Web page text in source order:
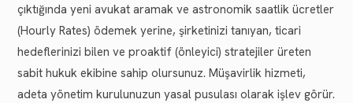
çıktığında yeni avukat aramak ve astronomik saatlik ücretler
(Hourly Rates) ödemek yerine, şirketinizi tanıyan, ticari
hedeflerinizi bilen ve proaktif (önleyici) stratejiler üreten
sabit hukuk ekibine sahip olursunuz. Müşavirlik hizmeti,
adeta yönetim kurulunuzun yasal pusulası olarak işlev görür.